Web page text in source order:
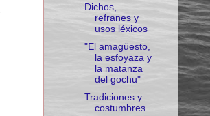
Dichos,
refranes y
usos léxicos
"El amagüesto,
la esfoyaza y
la matanza
del gochu"
Tradiciones y
costumbres